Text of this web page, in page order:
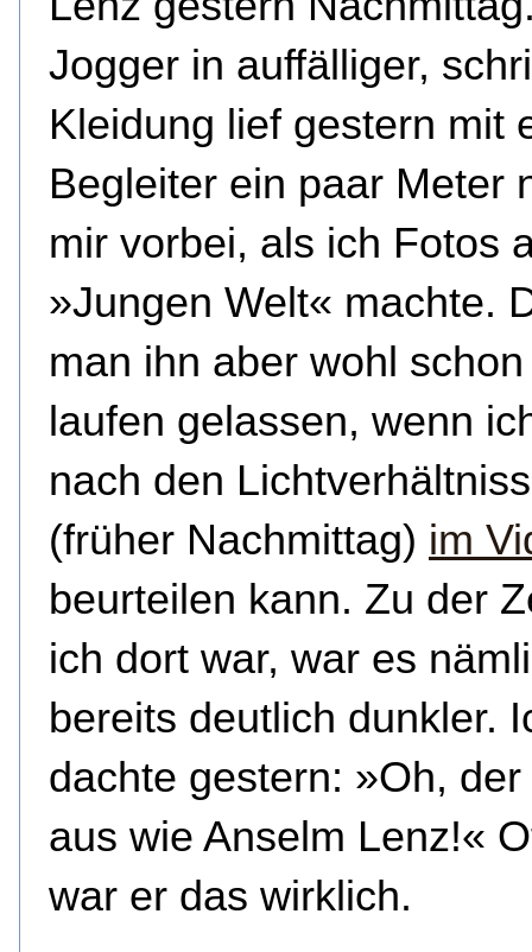
Jogger in auffälliger,
Kleidung lief gestern mit
Begleiter ein paar Meter
mir vorbei, als ich Fotos
»Jungen Welt« machte.
man ihn aber wohl
laufen gelassen, wenn
nach den
(früher Nachmittag) im
beurteilen kann. Zu der
ich dort war, war es
bereits deutlich dunkler.
dachte gestern: »Oh,
aus wie Anselm Lenz!«
war er das wirklich.